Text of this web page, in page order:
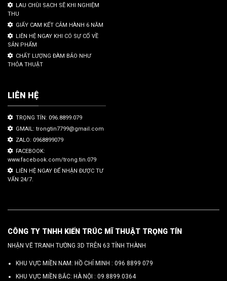
LAU CHÙI SẠCH SẼ KHI NGHIỆM
THU
GIẤY CAM KẾT CẢM HÀNH 6 NĂM
LIÊN HỆ NGAY KHI CÓ SỰ CỐ VỀ
SẢN PHẨM
CHẤT LƯỢNG ĐÀM BẢO NHƯ
THỎA THUẬT
LIÊN HỆ
TRỌNG TÍN: 096.8899.079
GMAIL: trongtin7799@gmail.com
ZALO: 0968899079
FACEBOOK:
www.facebook.com/trong.tin.079
LIÊN HỆ NGAY ĐỂ NHẬN ĐƯỢC TƯ
VẤN 24/7.
CÔNG TY TNHH KIẾN TRÚC MĨ THUẬT TRỌNG TÍN
NHẬN VẼ TRANH TƯỜNG 3D TRÊN 63 TỈNH THÀNH
KHU VỰC MIỀN NAM: HỒ CHÍ MINH : 096 8899 079
KHU VỰC MIỀN BẮC: HÀ NỘI : 09.8899.0364